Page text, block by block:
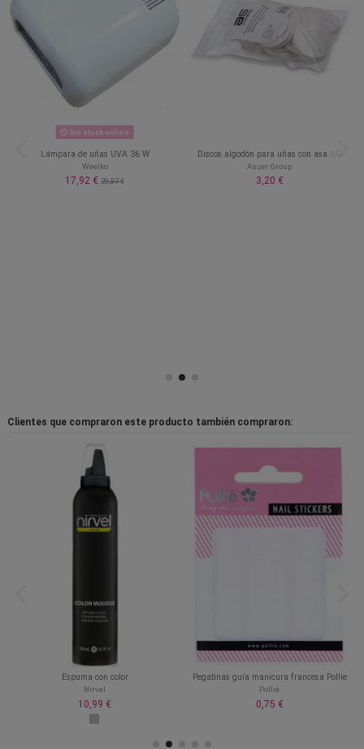
Sin stock online
Lámpara de uñas UVA 36 W
Weelko
17,92 € 29,87 €
Discos algodón para uñas con asa AG
Asuer Group
3,20 €
Clientes que compraron este producto también compraron:
Espuma con color
Nirvel
10,99 €
Pegatinas guía manicura francesa Pollie
Pollié
0,75 €